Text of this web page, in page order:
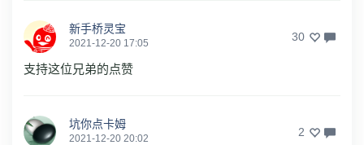
新手桥灵宝
2021-12-20 17:05 30
支持这位兄弟的点赞
坑你点卡姆
2021-12-20 20:02 2